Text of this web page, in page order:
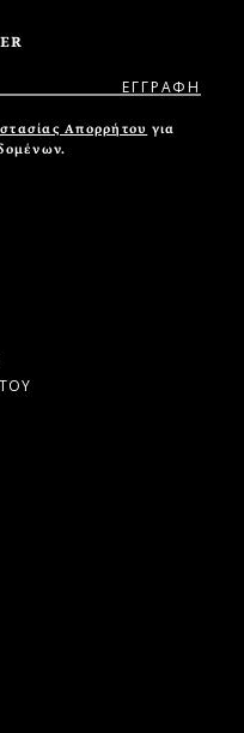
Απορρήτου για